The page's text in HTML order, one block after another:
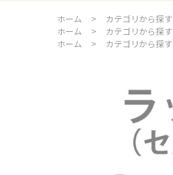
ホーム > カテゴリから探す
ホーム
> カテゴリから探す
ホーム
> カテゴリから探す